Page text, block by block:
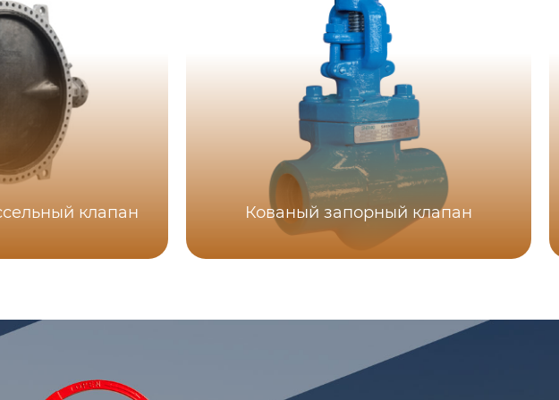
клапан Кованый запорный клапан